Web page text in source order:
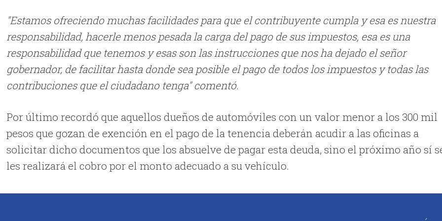
"Estamos ofreciendo muchas facilidades para que el contribuyente cumpla y esa es nuestra
responsabilidad, hacerle menos pesada la carga del pago de sus impuestos, esa es una
responsabilidad que tenemos y esas son las instrucciones que nos ha dejado el señor
gobernador, de facilitar hasta donde sea posible el pago de todos los impuestos y todas las
contribuciones que el ciudadano tenga" comentó.
Por último recordó que aquellos dueños de automóviles con un valor menor a los 300 mil
pesos que gozan de exención en el pago de la tenencia deberán acudir a las oficinas a
solicitar dicho documentos que los absuelve de pagar esta deuda, sino el próximo año sí
les realizará el cobro por el monto adecuado a su vehículo.